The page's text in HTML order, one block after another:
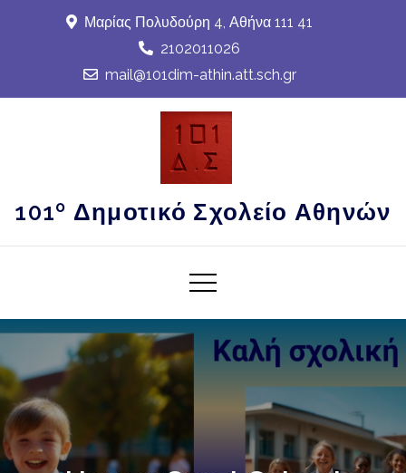
Μαρίας Πολυδούρη 4, Αθήνα 111 41
2102011026
mail@101dim-athin.att.sch.gr
101º Δημοτικό Σχολείο Αθηνών